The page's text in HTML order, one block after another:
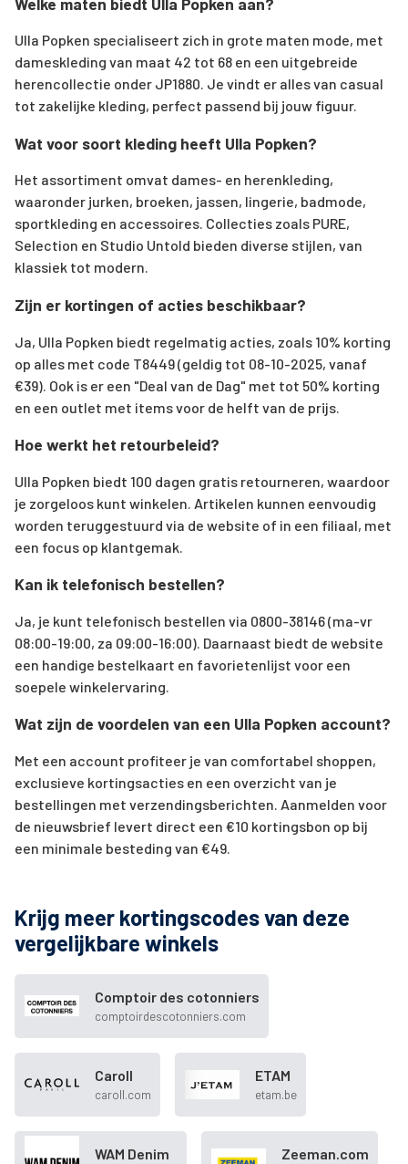
Ulla Popken specialiseert zich in grote maten mode, met
dameskleding van maat 42 tot 68 en een uitgebreide
herencollectie onder JP1880. Je vindt er alles van casual
tot zakelijke kleding, perfect passend bij jouw figuur.
Wat voor soort kleding heeft Ulla Popken?
Het assortiment omvat dames- en herenkleding,
waaronder jurken, broeken, jassen, lingerie, badmode,
sportkleding en accessoires. Collecties zoals PURE,
Selection en Studio Untold bieden diverse stijlen, van
klassiek tot modern.
Zijn er kortingen of acties beschikbaar?
Ja, Ulla Popken biedt regelmatig acties, zoals 10% korting
op alles met code T8449 (geldig tot 08-10-2025, vanaf
€39). Ook is er een "Deal van de Dag" met tot 50% korting
en een outlet met items voor de helft van de prijs.
Hoe werkt het retourbeleid?
Ulla Popken biedt 100 dagen gratis retourneren, waardoor
je zorgeloos kunt winkelen. Artikelen kunnen eenvoudig
worden teruggestuurd via de website of in een filiaal, met
een focus op klantgemak.
Kan ik telefonisch bestellen?
Ja, je kunt telefonisch bestellen via 0800-38146 (ma-vr
08:00-19:00, za 09:00-16:00). Daarnaast biedt de website
een handige bestelkaart en favorietenlijst voor een
soepele winkelervaring.
Wat zijn de voordelen van een Ulla Popken account?
Met een account profiteer je van comfortabel shoppen,
exclusieve kortingsacties en een overzicht van je
bestellingen met verzendingsberichten. Aanmelden voor
de nieuwsbrief levert direct een €10 kortingsbon op bij
een minimale besteding van €49.
Krijg meer kortingscodes van deze
vergelijkbare winkels
Comptoir des cotonniers
comptoirdescotonniers.com
Caroll
caroll.com
ETAM
etam.be
WAM Denim Zeeman.com